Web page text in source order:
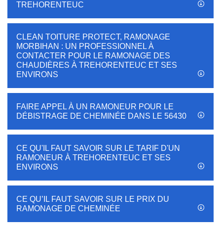
TREHORENTEUC
CLEAN TOITURE PROTECT, RAMONAGE
MORBIHAN : UN PROFESSIONNEL À
CONTACTER POUR LE RAMONAGE DES
CHAUDIÈRES À TREHORENTEUC ET SES
ENVIRONS
FAIRE APPEL À UN RAMONEUR POUR LE
DÉBISTRAGE DE CHEMINÉE DANS LE 56430
CE QU'IL FAUT SAVOIR SUR LE TARIF D'UN
RAMONEUR À TREHORENTEUC ET SES
ENVIRONS
CE QU’IL FAUT SAVOIR SUR LE PRIX DU
RAMONAGE DE CHEMINÉE